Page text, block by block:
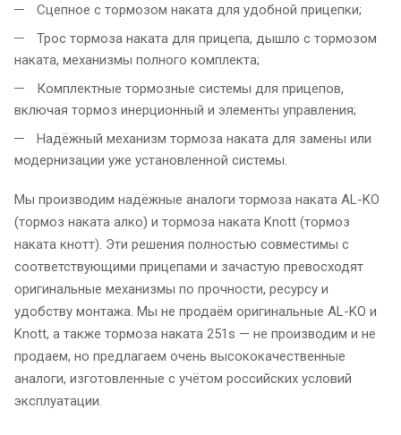
Сцепное с тормозом наката для удобной прицепки;
Трос тормоза наката для прицепа, дышло с тормозом
наката, механизмы полного комплекта;
Комплектные тормозные системы для прицепов,
включая тормоз инерционный и элементы управления;
Надёжный механизм тормоза наката для замены или
модернизации уже установленной системы.
Мы производим надёжные аналоги тормоза наката AL-KO
(тормоз наката алко) и тормоза наката Knott (тормоз
наката кнотт). Эти решения полностью совместимы с
соответствующими прицепами и зачастую превосходят
оригинальные механизмы по прочности, ресурсу и
удобству монтажа. Мы не продаём оригинальные AL-KO и
Knott, а также тормоза наката 251s — не производим и не
продаем, но предлагаем очень высококачественные
аналоги, изготовленные с учётом российских условий
эксплуатации.